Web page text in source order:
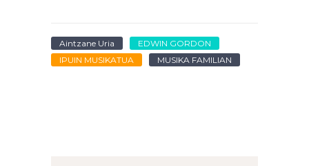
Aintzane Uria
EDWIN GORDON
IPUIN MUSIKATUA
MUSIKA FAMILIAN